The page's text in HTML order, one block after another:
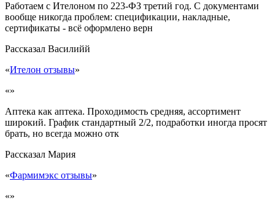
Работаем с Ителоном по 223-ФЗ третий год. С документами
вообще никогда проблем: спецификации, накладные,
сертификаты - всё оформлено верн
Рассказал Василийй
«Ителон отзывы»
«»
Аптека как аптека. Проходимость средняя, ассортимент
широкий. График стандартный 2/2, подработки иногда просят
брать, но всегда можно отк
Рассказал Мария
«Фармимэкс отзывы»
«»